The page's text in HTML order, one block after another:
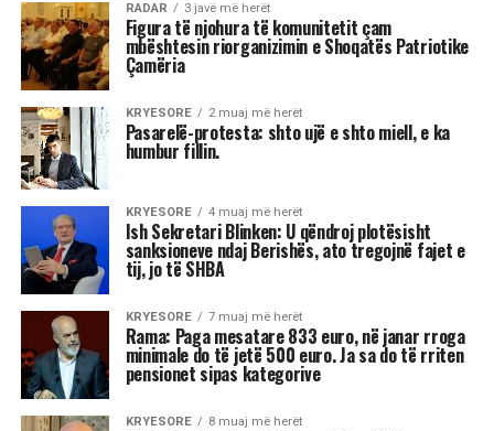
Ish Sekretari Blinken: U qëndroj
plotësisht sanksioneve ndaj
Berishës, ato tregojnë fajet e tij, jo
të SHBA
Ish-Sekretari amerikan i Shtetit, Antony Blinken
është pyetur gjatë një bashkëbisedimi “Harvard
Institute of Politics”, për shpalljen “non grata” të